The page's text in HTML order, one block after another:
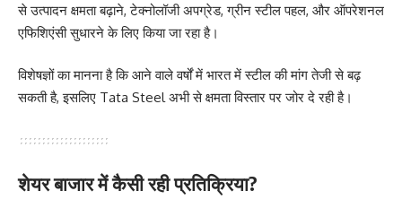
से उत्पादन क्षमता बढ़ाने, टेक्नोलॉजी अपग्रेड, ग्रीन स्टील पहल, और ऑपरेशनल
एफिशिएंसी सुधारने के लिए किया जा रहा है।
विशेषज्ञों का मानना है कि आने वाले वर्षों में भारत में स्टील की मांग तेजी से बढ़
सकती है, इसलिए Tata Steel अभी से क्षमता विस्तार पर जोर दे रही है।
शेयर बाजार में कैसी रही प्रतिक्रिया?